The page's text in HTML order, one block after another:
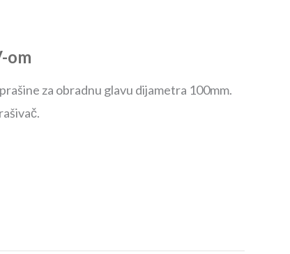
om
za obradnu glavu dijametra 100mm.